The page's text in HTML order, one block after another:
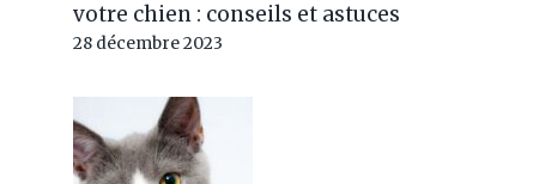
votre chien : conseils et astuces
28 décembre 2023